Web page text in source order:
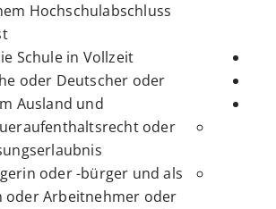
Hochschulabschluss
Schule in Vollzeit.
oder Deutscher oder
Ausland und:
oder
oder -bürger und als
oder Arbeitnehmer oder